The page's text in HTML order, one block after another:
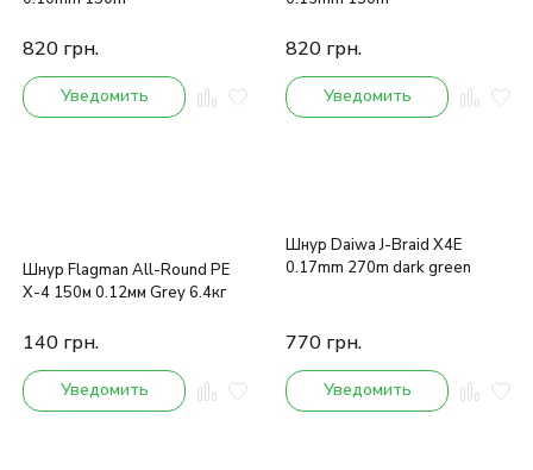
820 грн.
Уведомить
820 грн.
Уведомить
Шнур Flagman All-Round PE
X-4 150м 0.12мм Grey 6.4кг
140 грн.
Уведомить
Шнур Daiwa J-Braid X4E
0.17mm 270m dark green
770 грн.
Уведомить